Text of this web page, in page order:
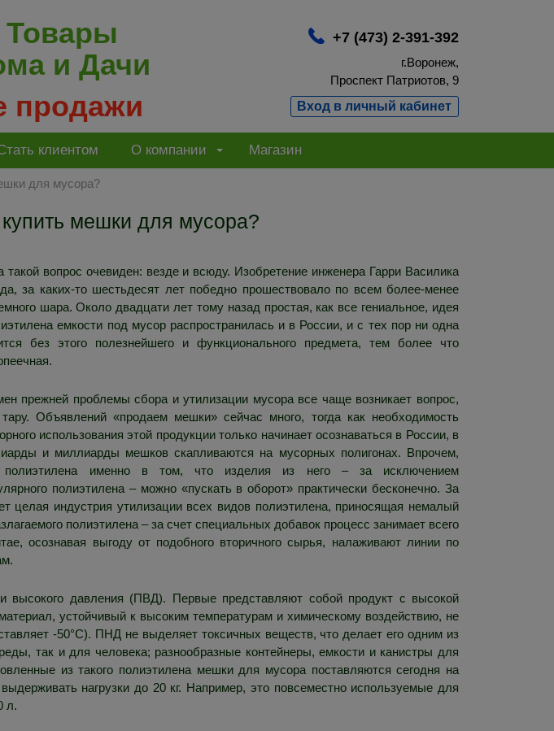
Товары
и Дачи
продажи
+7 (473) 2-391-392
г.Воронеж,
Проспект Патриотов, 9
Вход в личный кабинет
клиентом О компании Магазин
для мусора?
мешки для мусора?
такой вопрос очевиден: везде и всюду. Изобретение инженера Гарри Василика
за каких-то шестьдесят лет победно прошествовало по всем более-менее
шара. Около двадцати лет тому назад простая, как все гениальное, идея
емкости под мусор распространилась и в России, и с тех пор ни одна
без этого полезнейшего и функционального предмета, тем более что
прежней проблемы сбора и утилизации мусора все чаще возникает вопрос,
Объявлений «продаем мешки» сейчас много, тогда как необходимость
использования этой продукции только начинает осознаваться в России, в
и миллиарды мешков скапливаются на мусорных полигонах. Впрочем,
именно в том, что изделия из него – за исключением
полиэтилена – можно «пускать в оборот» практически бесконечно. За
целая индустрия утилизации всех видов полиэтилена, приносящая немалый
полиэтилена – за счет специальных добавок процесс занимает всего
осознавая выгоду от подобного вторичного сырья, налаживают линии по
давления (ПВД). Первые представляют собой продукт с высокой
устойчивый к высоким температурам и химическому воздействию, не
-50°C). ПНД не выделяет токсичных веществ, что делает его одним из
так и для человека; разнообразные контейнеры, емкости и канистры для
из такого полиэтилена мешки для мусора поставляются сегодня на
нагрузки до 20 кг. Например, это повсеместно используемые для
л.